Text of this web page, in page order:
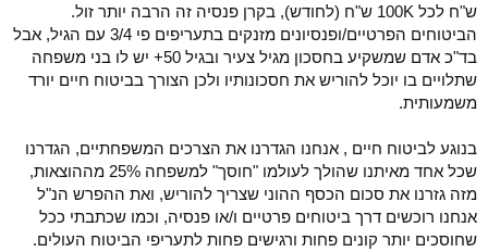
ש"ח לכל 100K ש"ח (לחודש), בקרן פנסיה זה הרבה יותר זול.
הביטוחים הפרטיים/ופנסיונים מזנקים בתעריפים פי 3/4 עם הגיל, אבל
בד"כ אדם שמשקיע בחסכון מגיל צעיר ובגיל 50+ יש לו בני משפחה
שתלויים בו יוכל להוריש את חסכונותיו ולכן הצורך בביטוח חיים יורד
משמעותית.
בנוגע לביטוח חיים , אנחנו הגדרנו את הצרכים המשפחתיים, הגדרנו
שכל אחד מאיתנו שהולך לעולמו "חוסך" למשפחה 25% מההוצאות,
מזה גזרנו את סכום הכסף ההוני שצריך להוריש, ואת ההפרש הנ"ל
אנחנו רוכשים דרך ביטוחים פרטיים ו/או פנסיה, וכמו שכתבתי ככל
שחוסכים יותר קונים פחות ורגישים פחות לתעריפי הביטוח העולים.